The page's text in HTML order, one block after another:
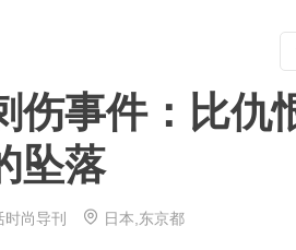
伤事件：比仇
坠落
时尚导刊 日本,东京都